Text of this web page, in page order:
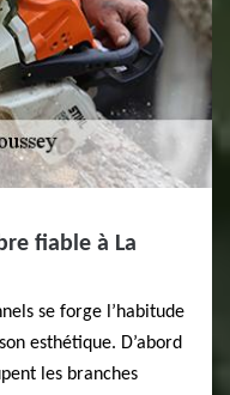
fiable à La
se forge l’habitude
esthétique. D’abord
les branches